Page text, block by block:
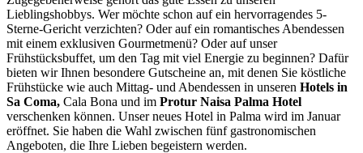
Lieblingshobbys. Wer möchte schon auf ein hervorragendes 5-
Sterne-Gericht verzichten? Oder auf ein romantisches Abendessen
mit einem exklusiven Gourmetmenü? Oder auf unser
Frühstücksbuffet, um den Tag mit viel Energie zu beginnen? Dafür
bieten wir Ihnen besondere Gutscheine an, mit denen Sie köstliche
Frühstücke wie auch Mittag- und Abendessen in unseren Hotels in
Sa Coma, Cala Bona und im Protur Naisa Palma Hotel
verschenken können. Unser neues Hotel in Palma wird im Januar
eröffnet. Sie haben die Wahl zwischen fünf gastronomischen
Angeboten, die Ihre Lieben begeistern werden.